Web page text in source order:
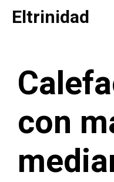
Saltar
Eltrinidad
con